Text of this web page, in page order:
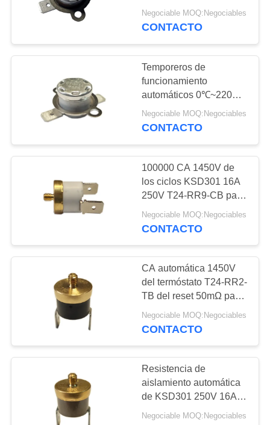
POLICYInterruptor eléctrico
del botón
24
Interruptor
impermeable
10
Interruptor
deslizante
7
PB de la temperatura
KSD301 100MΩ o más
Negociable MOQ:Negociables
CONTACTO
Temporeros de
funcionamiento
automáticos 0℃~220℃
del termóstato T24-SF2-
CB TUV del reset de DC
Negociable MOQ:Negociables
CONTACTO
100000 CA 1450V de
los ciclos KSD301 16A
250V T24-RR9-CB para
1 altura mínima 12.4m m
Negociable MOQ:Negociables
CONTACTO
CA automática 1450V
del termóstato T24-RR2-
TB del reset 50mΩ para
1 CASQUILLO de cobre
mínimo
Negociable MOQ:Negociables
CONTACTO
Resistencia de
aislamiento automática
de KSD301 250V 16A
T24-RR2-PB 100MΩ o
Negociable MOQ:Negociables